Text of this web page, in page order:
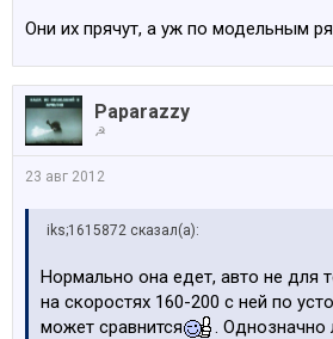
Они их прячут, а уж по модельным
Paparazzy
☭
23 авг 2012
iks;1615872 сказал(а):
Нормально она едет, авто не для
на скоростях 160-200 с ней по
может сравнится
. Однозначно